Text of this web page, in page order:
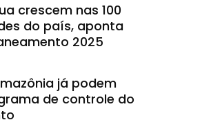
crescem nas 100
do país, aponta
2025
já podem
de controle do